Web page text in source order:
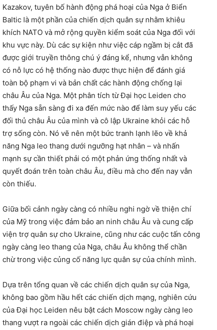
Kazakov, tuyên bố hành động phá hoại của Nga ở Biển
Baltic là một phần của chiến dịch quân sự nhằm khiêu
khích NATO và mở rộng quyền kiểm soát của Nga đối với
khu vực này. Dù các sự kiện như việc cáp ngầm bị cắt đã
được giới truyền thông chú ý đáng kể, nhưng vẫn không
có nỗ lực có hệ thống nào được thực hiện để đánh giá
toàn bộ phạm vi và bản chất các hành động chống lại
châu Âu của Nga. Một phân tích từ Đại học Leiden cho
thấy Nga sẵn sàng đi xa đến mức nào để làm suy yếu các
đối thủ châu Âu của mình và cô lập Ukraine khỏi các hỗ
trợ sống còn. Nó vẽ nên một bức tranh lạnh lẽo về khả
năng Nga leo thang dưới ngưỡng hạt nhân – và nhấn
mạnh sự cần thiết phải có một phản ứng thống nhất và
quyết đoán trên toàn châu Âu, điều mà cho đến nay vẫn
còn thiếu.
Giữa bối cảnh ngày càng có nhiều nghi ngờ về thiện chí
của Mỹ trong việc đảm bảo an ninh châu Âu và cung cấp
viện trợ quân sự cho Ukraine, cũng như các cuộc tấn công
ngày càng leo thang của Nga, châu Âu không thể chần
chừ trong việc củng cố năng lực quân sự của chính mình.
Dựa trên tổng quan về các chiến dịch quân sự của Nga,
không bao gồm hầu hết các chiến dịch mạng, nghiên cứu
của Đại học Leiden nêu bật cách Moscow ngày càng leo
thang vượt ra ngoài các chiến dịch gián điệp và phá hoại